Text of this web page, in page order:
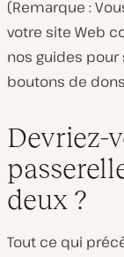
(Remarque :
votre site Web
nos guides
boutons de
Devriez-
deux ?
Tout ce qui